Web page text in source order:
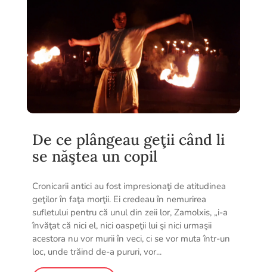
De ce plângeau geţii când li
se năştea un copil
Cronicarii antici au fost impresionaţi de atitudinea
geţilor în faţa morţii. Ei credeau în nemurirea
sufletului pentru că unul din zeii lor, Zamolxis, „i-a
învăţat că nici el, nici oaspeţii lui şi nici urmaşii
acestora nu vor murii în veci, ci se vor muta într-un
loc, unde trăind de-a pururi, vor...